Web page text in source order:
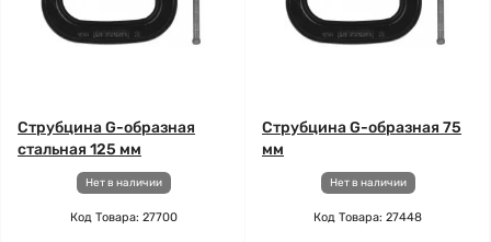
Струбцина G-образная
стальная 125 мм
Нет в наличии
Код Товара: 27700
Струбцина G-образная 75
мм
Нет в наличии
Код Товара: 27448